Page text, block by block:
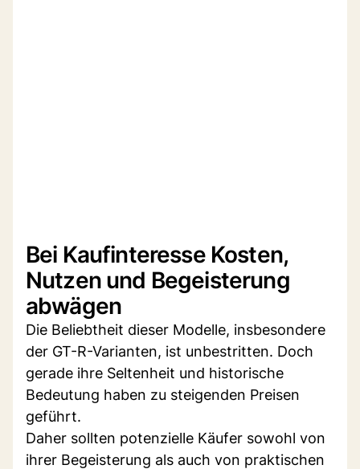
Bei Kaufinteresse Kosten,
Nutzen und Begeisterung
abwägen
Die Beliebtheit dieser Modelle, insbesondere
der GT-R-Varianten, ist unbestritten. Doch
gerade ihre Seltenheit und historische
Bedeutung haben zu steigenden Preisen
geführt.
Daher sollten potenzielle Käufer sowohl von
ihrer Begeisterung als auch von praktischen